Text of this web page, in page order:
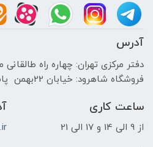
15.6 اینچ
backlit LCD
دقت صفحه
آدرس
دفتر مرکزی تهران: چهاره راه طالقانی
فروشگاه شاهرود: خیابان 22بهمن پاساژ صفری پلاک 76 الی 78
ساعت کاری
از 9 الی 14 و 17 الی 21